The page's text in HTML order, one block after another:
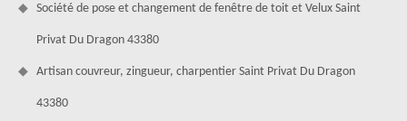
Société de pose et changement de fenêtre de toit et Velux Saint
Privat Du Dragon 43380
Artisan couvreur, zingueur, charpentier Saint Privat Du Dragon
43380